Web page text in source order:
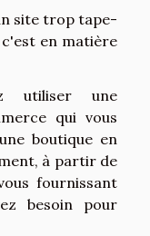
site trop tape-
en matière
utiliser une
qui vous
boutique en
à partir de
fournissant
besoin pour